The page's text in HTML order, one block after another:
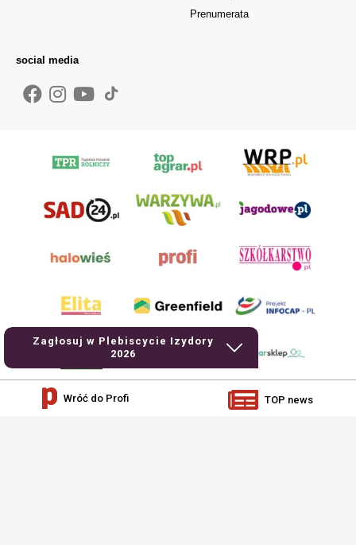
Zagłosuj w Plebiscycie Izydory
2026
Prenumerata
social media
Wróć do Profi TOP news